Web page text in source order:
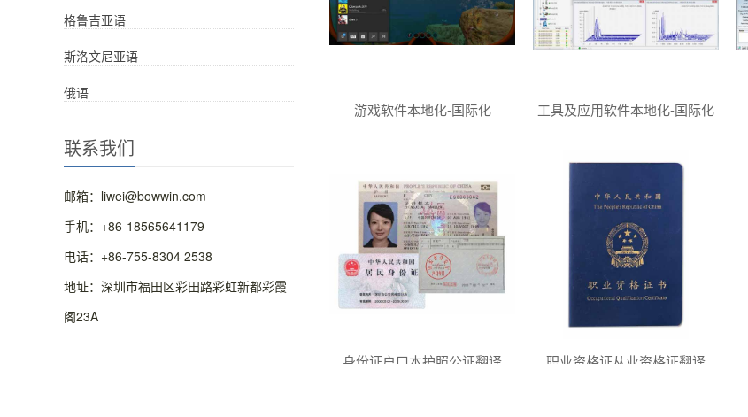
格鲁吉亚语
斯洛文尼亚语
俄语
联系我们
邮箱：liwei@bowwin.com
手机：+86-18565641179
电话：+86-755-8304 2538
地址：深圳市福田区彩田路彩虹新都彩霞
阁23A
游戏软件本地化-国际化 工具及应用软件本地化-国际化
身份证户口本护照公证翻译 职业资格证从业资格证翻译